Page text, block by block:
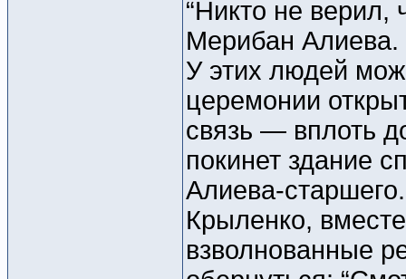
“Никто не верил,
Мерибан Алиева.
У этих людей
церемонии
связь — вплоть
покинет здание
Алиева-
Крыленко,
взволнованные